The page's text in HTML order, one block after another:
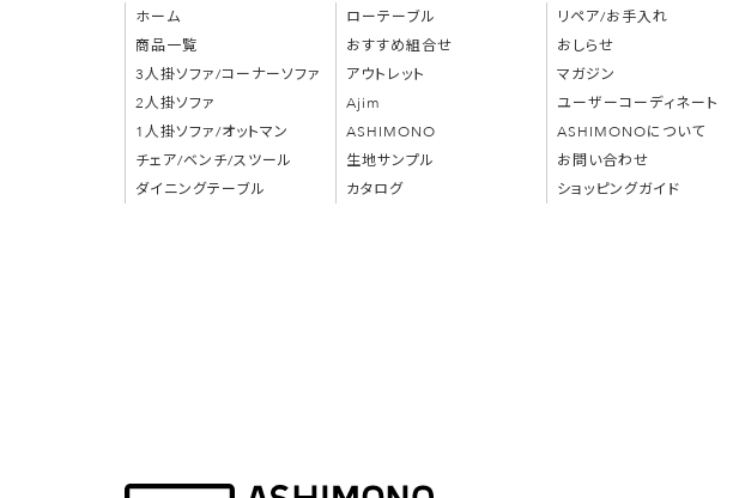
ホーム
商品一覧
3人掛ソファ/コーナーソファ
2人掛ソファ
1人掛ソファ/オットマン
チェア/ベンチ/スツール
ダイニングテーブル
ローテーブル
おすすめ組合せ
アウトレット
Ajim
ASHIMONO
生地サンプル
カタログ
リペア/お手入れ
おしらせ
マガジン
ユーザーコーディネート
ASHIMONOについて
お問い合わせ
ショッピングガイド